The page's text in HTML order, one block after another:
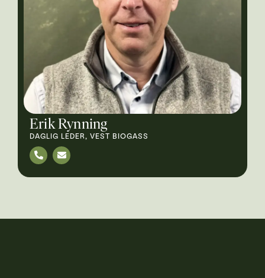
Erik Rynning
DAGLIG LEDER, VEST BIOGASS